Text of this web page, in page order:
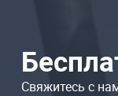
Свяжитесь с